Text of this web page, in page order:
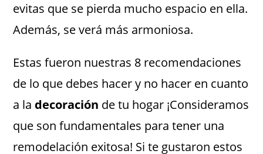
evitas que se pierda mucho espacio en ella.
Además, se verá más armoniosa.
Estas fueron nuestras 8 recomendaciones
de lo que debes hacer y no hacer en cuanto
a la decoración de tu hogar ¡Consideramos
que son fundamentales para tener una
remodelación exitosa! Si te gustaron estos